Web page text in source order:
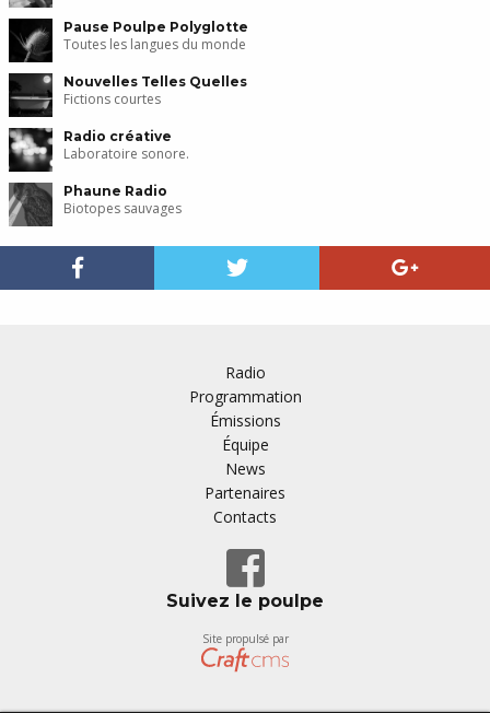
Pause Poulpe Polyglotte
Toutes les langues du monde
Nouvelles Telles Quelles
Fictions courtes
Radio créative
Laboratoire sonore.
Phaune Radio
Biotopes sauvages
Radio
Programmation
Émissions
Équipe
News
Partenaires
Contacts
Suivez le poulpe
Site propulsé par